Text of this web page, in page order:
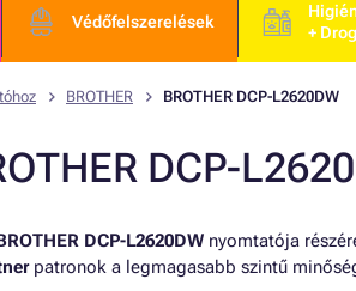
Védőfelszerelések
+
BROTHER BROTHER DCP-L2620DW
DCP-
DCP-L2620DW nyomtatója
patronok a legmagasabb szintű